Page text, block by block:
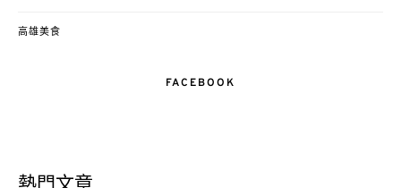
高雄美食
FACEBOOK